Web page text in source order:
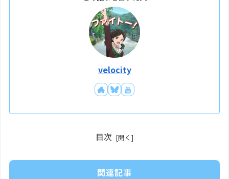
velocity
目次
関連記事